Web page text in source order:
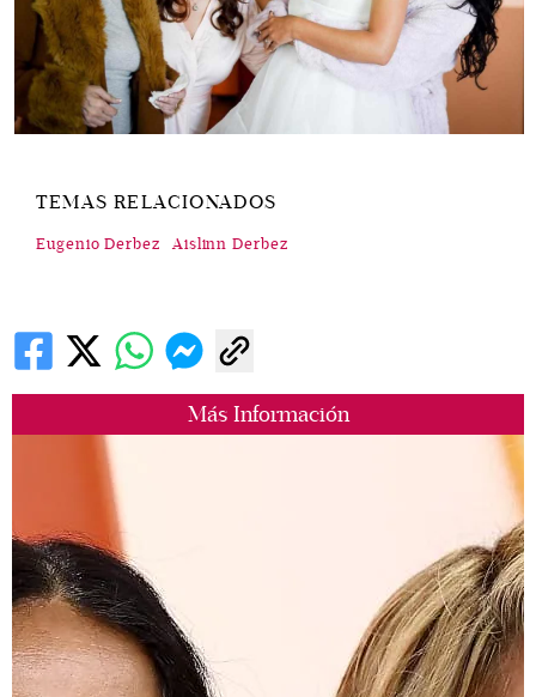
Más Información
TEMAS RELACIONADOS
Eugenio Derbez Aislinn Derbez